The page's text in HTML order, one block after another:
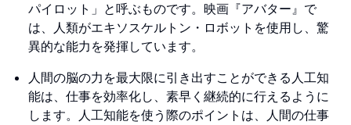
パイロット」と呼ぶものです。映画『アバター』で
は、人類がエキソスケルトン・ロボットを使用し、驚
異的な能力を発揮しています。
人間の脳の力を最大限に引き出すことができる人工知
能は、仕事を効率化し、素早く継続的に行えるように
します。人工知能を使う際のポイントは、人間の仕事